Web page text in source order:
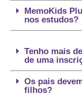
MemoKids
nos estudos?
Tenho mais
de uma
Os pais
filhos?